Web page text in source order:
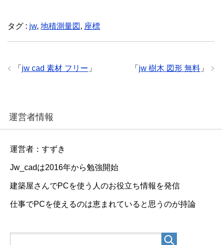
タグ : jw, 地積測量図 , 座標
「 jw 樹木 図形 無料 」
「 jw cad 素材 フリー 」
運営者情報
運営者：すずき
Jw_cadは2016年から勉強開始
建築屋さんでPCを使う人のお役立ち情報を発信
仕事でPCを使えるのは恵まれていると思うのが持論